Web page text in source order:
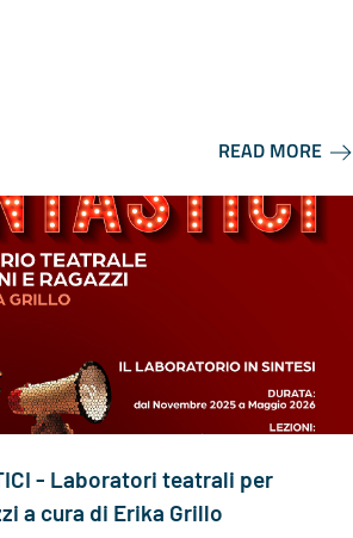
READ MORE
- Laboratori teatrali per
a cura di Erika Grillo